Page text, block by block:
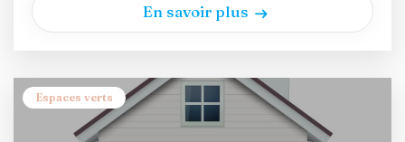
En savoir plus
Espaces verts